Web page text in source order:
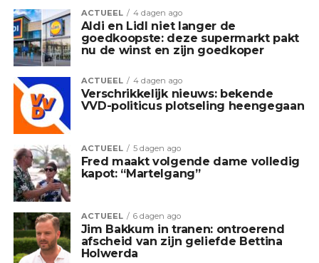
ACTUEEL 4 dagen ago
Aldi en Lidl niet langer de
goedkoopste: deze supermarkt pakt
nu de winst en zijn goedkoper
ACTUEEL 4 dagen ago
Verschrikkelijk nieuws: bekende
VVD-politicus plotseling heengegaan
ACTUEEL 5 dagen ago
Fred maakt volgende dame volledig
kapot: “Martelgang”
ACTUEEL 6 dagen ago
Jim Bakkum in tranen: ontroerend
afscheid van zijn geliefde Bettina
Holwerda